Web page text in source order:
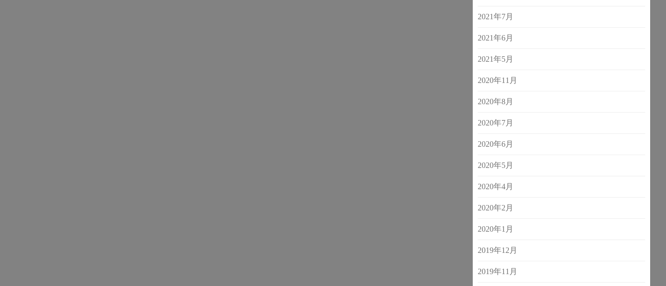
2021年7月
2021年6月
2021年5月
2020年11月
2020年8月
2020年7月
2020年6月
2020年5月
2020年4月
2020年2月
2020年1月
2019年12月
2019年11月